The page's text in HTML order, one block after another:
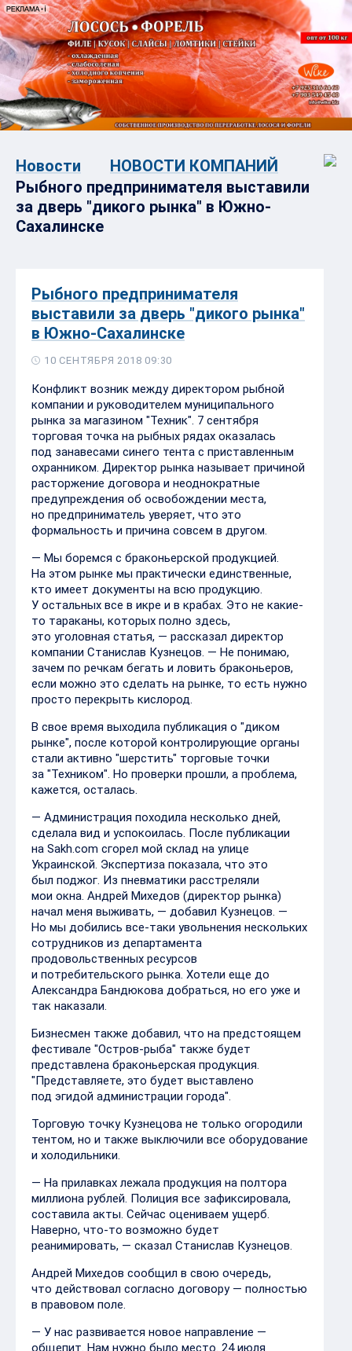
Новости
НОВОСТИ КОМПАНИЙ
Рыбного предпринимателя выставили
за дверь "дикого рынка" в Южно-
Сахалинске
Рыбного предпринимателя
выставили за дверь "дикого рынка"
в Южно-Сахалинске
10 СЕНТЯБРЯ 2018 09:30
Конфликт возник между директором рыбной
компании и руководителем муниципального
рынка за магазином "Техник". 7 сентября
торговая точка на рыбных рядах оказалась
под занавесами синего тента с приставленным
охранником. Директор рынка называет причиной
расторжение договора и неоднократные
предупреждения об освобождении места,
но предприниматель уверяет, что это
формальность и причина совсем в другом.
— Мы боремся с браконьерской продукцией.
На этом рынке мы практически единственные,
кто имеет документы на всю продукцию.
У остальных все в икре и в крабах. Это не какие-
то тараканы, которых полно здесь,
это уголовная статья, — рассказал директор
компании Станислав Кузнецов. — Не понимаю,
зачем по речкам бегать и ловить браконьеров,
если можно это сделать на рынке, то есть нужно
просто перекрыть кислород.
В свое время выходила публикация о "диком
рынке", после которой контролирующие органы
стали активно "шерстить" торговые точки
за "Техником". Но проверки прошли, а проблема,
кажется, осталась.
— Администрация походила несколько дней,
сделала вид и успокоилась. После публикации
на Sakh.com сгорел мой склад на улице
Украинской. Экспертиза показала, что это
был поджог. Из пневматики расстреляли
мои окна. Андрей Михедов (директор рынка)
начал меня выживать, — добавил Кузнецов. —
Но мы добились все-таки увольнения нескольких
сотрудников из департамента
продовольственных ресурсов
и потребительского рынка. Хотели еще до
Александра Бандюкова добраться, но его уже и
так наказали.
Бизнесмен также добавил, что на предстоящем
фестивале "Остров-рыба" также будет
представлена браконьерская продукция.
"Представляете, это будет выставлено
под эгидой администрации города".
Торговую точку Кузнецова не только огородили
тентом, но и также выключили все оборудование
и холодильники.
— На прилавках лежала продукция на полтора
миллиона рублей. Полиция все зафиксировала,
составила акты. Сейчас оцениваем ущерб.
Наверно, что-то возможно будет
реанимировать, — сказал Станислав Кузнецов.
Андрей Михедов сообщил в свою очередь,
что действовал согласно договору — полностью
в правовом поле.
— У нас развивается новое направление —
общепит. Нам нужно было место. 24 июля